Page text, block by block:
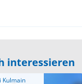
interessieren